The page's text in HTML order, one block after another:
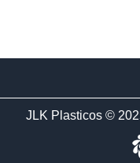
JLK Plasticos ©